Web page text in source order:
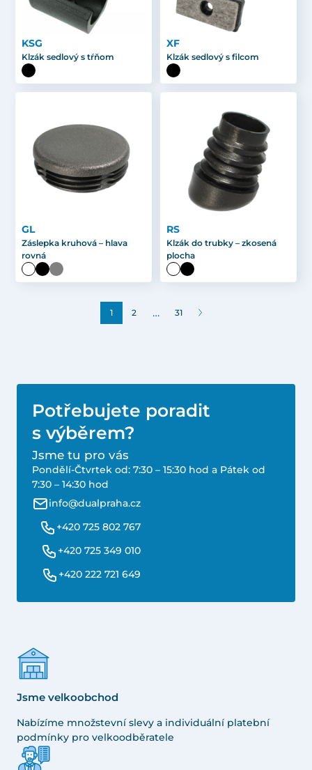
KSG
Klzák sedlový s tŕňom
XF
Klzák sedlový s filcom
GL
Záslepka kruhová – hlava
rovná
RS
Klzák do trubky – zkosená
plocha
1 2 … 31
Potřebujete poradit
s výběrem?
Jsme tu pro vás
Pondělí-Čtvrtek od: 7:30 – 15:30 hod a Pátek od
7:30 – 14:30 hod
info@dualpraha.cz
+420 725 802 767
+420 725 349 010
+420 222 721 649
Jsme velkoobchod
Nabízíme množstevní slevy a individuální platební
podmínky pro velkoodběratele